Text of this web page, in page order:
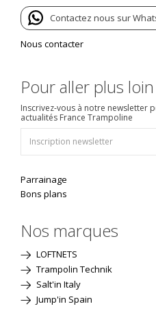
Contactez nous sur
Nous contacter
Pour aller plus loin
Inscrivez-vous à notre newsletter
actualités France Trampoline
Parrainage
Bons plans
Nos marques
LOFTNETS
Trampolin Technik
Salt'in Italy
Jump'in Spain